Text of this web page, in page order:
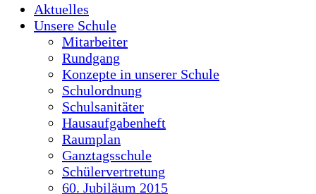
Aktuelles
Unsere Schule
Mitarbeiter
Rundgang
Konzepte in unserer Schule
Schulordnung
Schulsanitäter
Hausaufgabenheft
Raumplan
Ganztagsschule
Schülervertretung
60. Jubiläum 2015